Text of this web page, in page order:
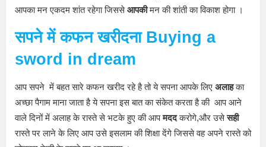
आपका मन एकदम शांत रहेगा जिससेआपकीमन की शांती का विकाश होगा ।
सपनेमें कफन खरीदनाBuying a
sword in dream
आप सपने में बहत सारे कफन खरीद रहे है तो ये सपना आपके लिए अलाहका
अच्छा पैगाम माना जाता है ये सपना इस बात का संकेत करता है की आप आने
वाले दिनों में अलाह के रास्ते से भटके हुए की आपमददकरोगे,और उसेसही
रास्ते पर लाने के लिए आप उसे इसलाम की शिक्षा देंगे जिससे वह अपने रास्ते को